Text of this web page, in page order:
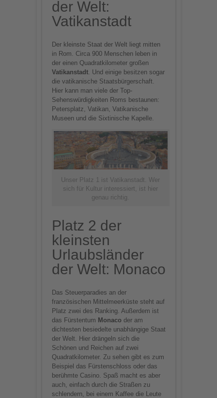
powered by
Consent Management
der Welt:
Vatikanstadt
Der kleinste Staat der Welt liegt mitten
in Rom. Circa 900 Menschen leben in
der einen Quadratkilometer großen
Vatikanstadt. Und einige besitzen sogar
die vatikanische Staatsbürgerschaft.
Hier kann man viele der Top-
Sehenswürdigkeiten Roms bestaunen:
Petersplatz, Vatikan, Vatikanische
Museen und die Sixtinische Kapelle.
Unser Platz 1 ist Vatikanstadt. Wer
sich für Kultur interessiert, ist hier
genau richtig.
Platz 2 der
kleinsten
Urlaubsländer
der Welt: Monaco
Das Steuerparadies an der
französischen Mittelmeerküste steht auf
Platz zwei des Ranking. Außerdem ist
das Fürstentum Monacoder am
dichtesten besiedelte unabhängige Staat
der Welt. Hier drängeln sich die
Schönen und Reichen auf zwei
Quadratkilometer. Zu sehen gibt es zum
Beispiel das Fürstenschloss oder das
berühmte Casino. Spaß macht es aber
auch, einfach durch die Straßen zu
schlendern, bei einem Kaffee die Leute